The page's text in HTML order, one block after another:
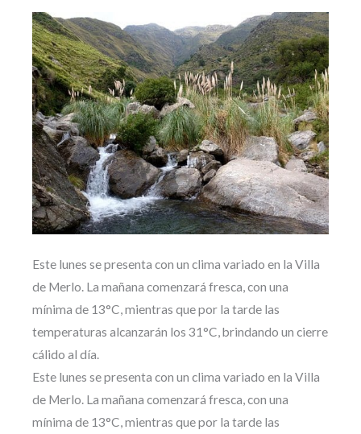
Este lunes se presenta con un clima variado en la Villa
de Merlo. La mañana comenzará fresca, con una
mínima de 13°C, mientras que por la tarde las
temperaturas alcanzarán los 31°C, brindando un cierre
cálido al día.
Este lunes se presenta con un clima variado en la Villa
de Merlo. La mañana comenzará fresca, con una
mínima de 13°C, mientras que por la tarde las